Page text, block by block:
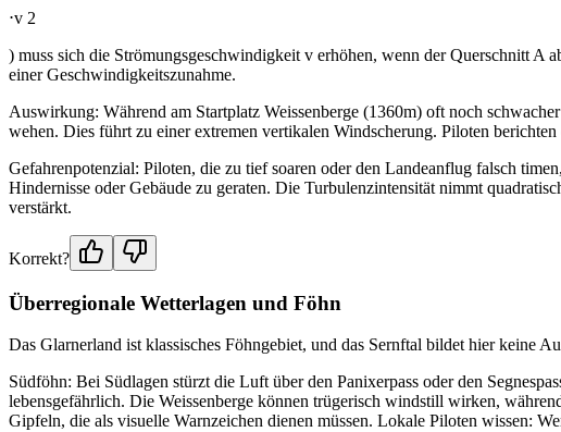
⋅v 2 ​
) muss sich die Strömungsgeschwindigkeit v erhöhen, wenn der Querschnitt A
einer Geschwindigkeitszunahme.
Auswirkung: Während am Startplatz Weissenberge (1360m) oft noch
wehen. Dies führt zu einer extremen vertikalen Windscherung. Piloten
Gefahrenpotenzial: Piloten, die zu tief soaren oder den Landeanflug falsch
Hindernisse oder Gebäude zu geraten. Die Turbulenzintensität nimmt
verstärkt.
Korrekt?
Überregionale Wetterlagen und Föhn
Das Glarnerland ist klassisches Föhngebiet, und das Sernftal bildet hier keine
Südföhn: Bei Südlagen stürzt die Luft über den Panixerpass oder den
lebensgefährlich. Die Weissenberge können trügerisch windstill wirken,
Gipfeln, die als visuelle Warnzeichen dienen müssen. Lokale Piloten wissen: